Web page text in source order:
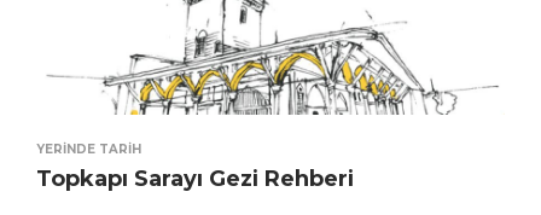
YERINDE TARIH
Topkapı Sarayı Gezi Rehberi